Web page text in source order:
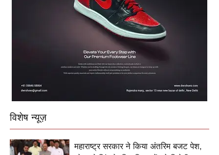
विशेष न्यूज़
महाराष्ट्र सरकार ने किया अंतरिम बजट पेश,